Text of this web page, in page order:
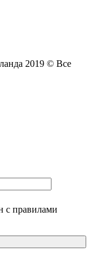
2019 © Все
с правилами